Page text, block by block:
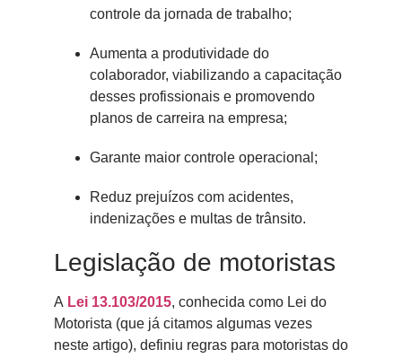
controle da jornada de trabalho;
Aumenta a produtividade do
colaborador, viabilizando a capacitação
desses profissionais e promovendo
planos de carreira na empresa;
Garante maior controle operacional;
Reduz prejuízos com acidentes,
indenizações e multas de trânsito.
Legislação de motoristas
A Lei 13.103/2015, conhecida como Lei do
Motorista (que já citamos algumas vezes
neste artigo), definiu regras para motoristas do